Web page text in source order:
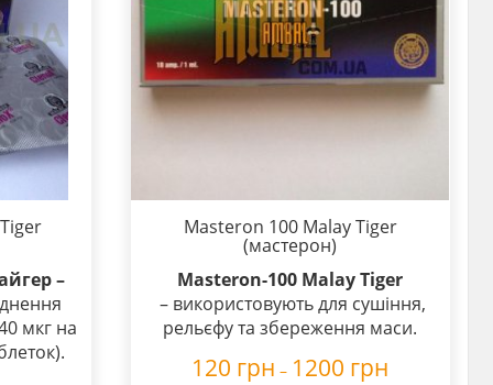
–
мкг на
Masteron 100 Malay Tiger
(мастерон)
Masteron-100 Malay Tiger
– використовують для сушіння,
рельєфу та збереження маси.
120 грн – 1200 грн